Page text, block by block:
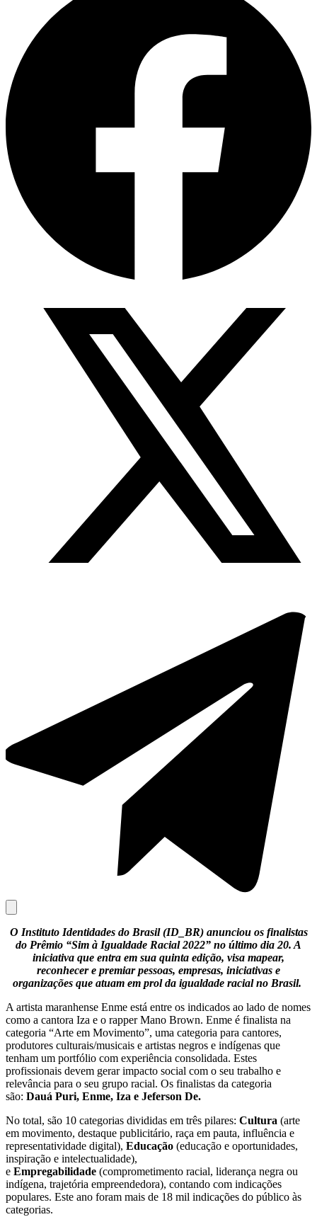
O Instituto Identidades do Brasil (ID_BR) anunciou os finalistas
do Prêmio “Sim à Igualdade Racial 2022” no último dia 20. A
iniciativa que entra em sua quinta edição, visa mapear,
reconhecer e premiar pessoas, empresas, iniciativas e
organizações que atuam em prol da igualdade racial no Brasil.
A artista maranhense Enme está entre os indicados ao lado de nomes
como a cantora Iza e o rapper Mano Brown. Enme é finalista na
categoria “Arte em Movimento”, uma categoria para cantores,
produtores culturais/musicais e artistas negros e indígenas que
tenham um portfólio com experiência consolidada. Estes
profissionais devem gerar impacto social com o seu trabalho e
relevância para o seu grupo racial. Os finalistas da categoria
são: Dauá Puri, Enme, Iza e Jeferson De.
No total, são 10 categorias divididas em três pilares: Cultura (arte
em movimento, destaque publicitário, raça em pauta, influência e
representatividade digital), Educação (educação e oportunidades,
inspiração e intelectualidade),
e Empregabilidade (comprometimento racial, liderança negra ou
indígena, trajetória empreendedora), contando com indicações
populares. Este ano foram mais de 18 mil indicações do público às
categorias.